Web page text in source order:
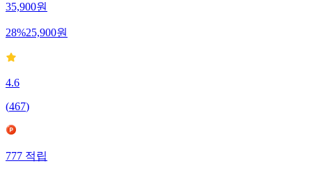
35,900원
28%25,900원
4.6
(467)
777 적립